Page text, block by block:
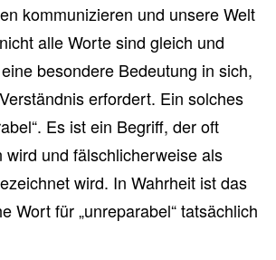
kommunizieren und unsere Welt
alle Worte sind gleich und
besondere Bedeutung in sich,
erfordert. Ein solches
Es ist ein Begriff, der oft
wird und fälschlicherweise als
wird. In Wahrheit ist das
Wort für „unreparabel“ tatsächlich